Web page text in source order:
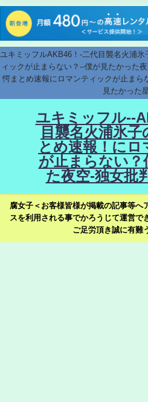
ユキミッフルAKB46！-二代目襲名火浦
ィックが止まらない？--僕が見たかった
愕まとめ速報にロマンティックが止まら
見たかった
ユキミッフル--
目襲名火浦氷子
とめ速報！にロ
が止まらない？
た夜空-独女批
腐女子＜お客様皆様が掲載の記事等へ
スを利用される事でかろうじて運営で
ご足労頂き誠に有難